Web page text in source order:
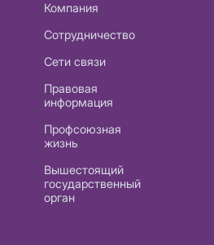
Компания
Сотрудничество
Сети связи
Правовая
информация
Профсоюзная
жизнь
Вышестоящий
государственный
орган